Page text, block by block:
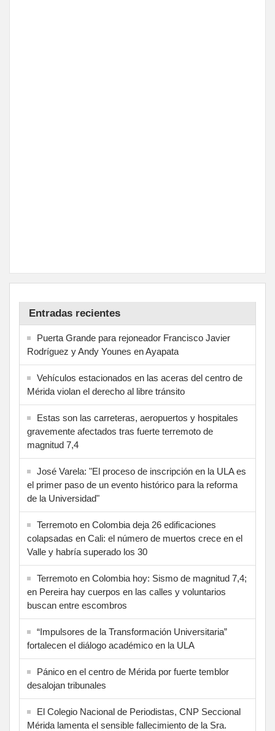
Entradas recientes
Puerta Grande para rejoneador Francisco Javier
Rodríguez y Andy Younes en Ayapata
Vehículos estacionados en las aceras del centro de
Mérida violan el derecho al libre tránsito
Estas son las carreteras, aeropuertos y hospitales
gravemente afectados tras fuerte terremoto de
magnitud 7,4
José Varela: "El proceso de inscripción en la ULA es
el primer paso de un evento histórico para la reforma
de la Universidad"
Terremoto en Colombia deja 26 edificaciones
colapsadas en Cali: el número de muertos crece en el
Valle y habría superado los 30
Terremoto en Colombia hoy: Sismo de magnitud 7,4;
en Pereira hay cuerpos en las calles y voluntarios
buscan entre escombros
“Impulsores de la Transformación Universitaria”
fortalecen el diálogo académico en la ULA
Pánico en el centro de Mérida por fuerte temblor
desalojan tribunales
El Colegio Nacional de Periodistas, CNP Seccional
Mérida lamenta el sensible fallecimiento de la Sra.